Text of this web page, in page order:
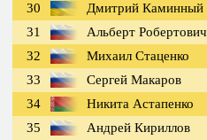
30
Дмитрий Каминный
31
Альберт Робертович
32
Михаил Стаценко
33
Сергей Макаров
34
Никита Астапенко
35
Андрей Кириллов